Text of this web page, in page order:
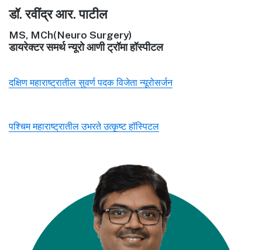
डॉ. रवींद्र आर. पाटील
MS, MCh(Neuro Surgery)
डायरेक्टर समर्थ न्यूरो आणी ट्रॉमा हॉस्पीटल
दक्षिण महाराष्ट्रातील सुवर्ण पदक विजेता न्यूरोसर्जन
पश्चिम महाराष्ट्रातील उभरते उत्कृष्ट हॉस्पिटल